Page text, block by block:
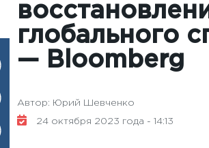
глобального
— Вloomberg
Автор: Юрий Шевченко
24 октября 2023 года - 14:13